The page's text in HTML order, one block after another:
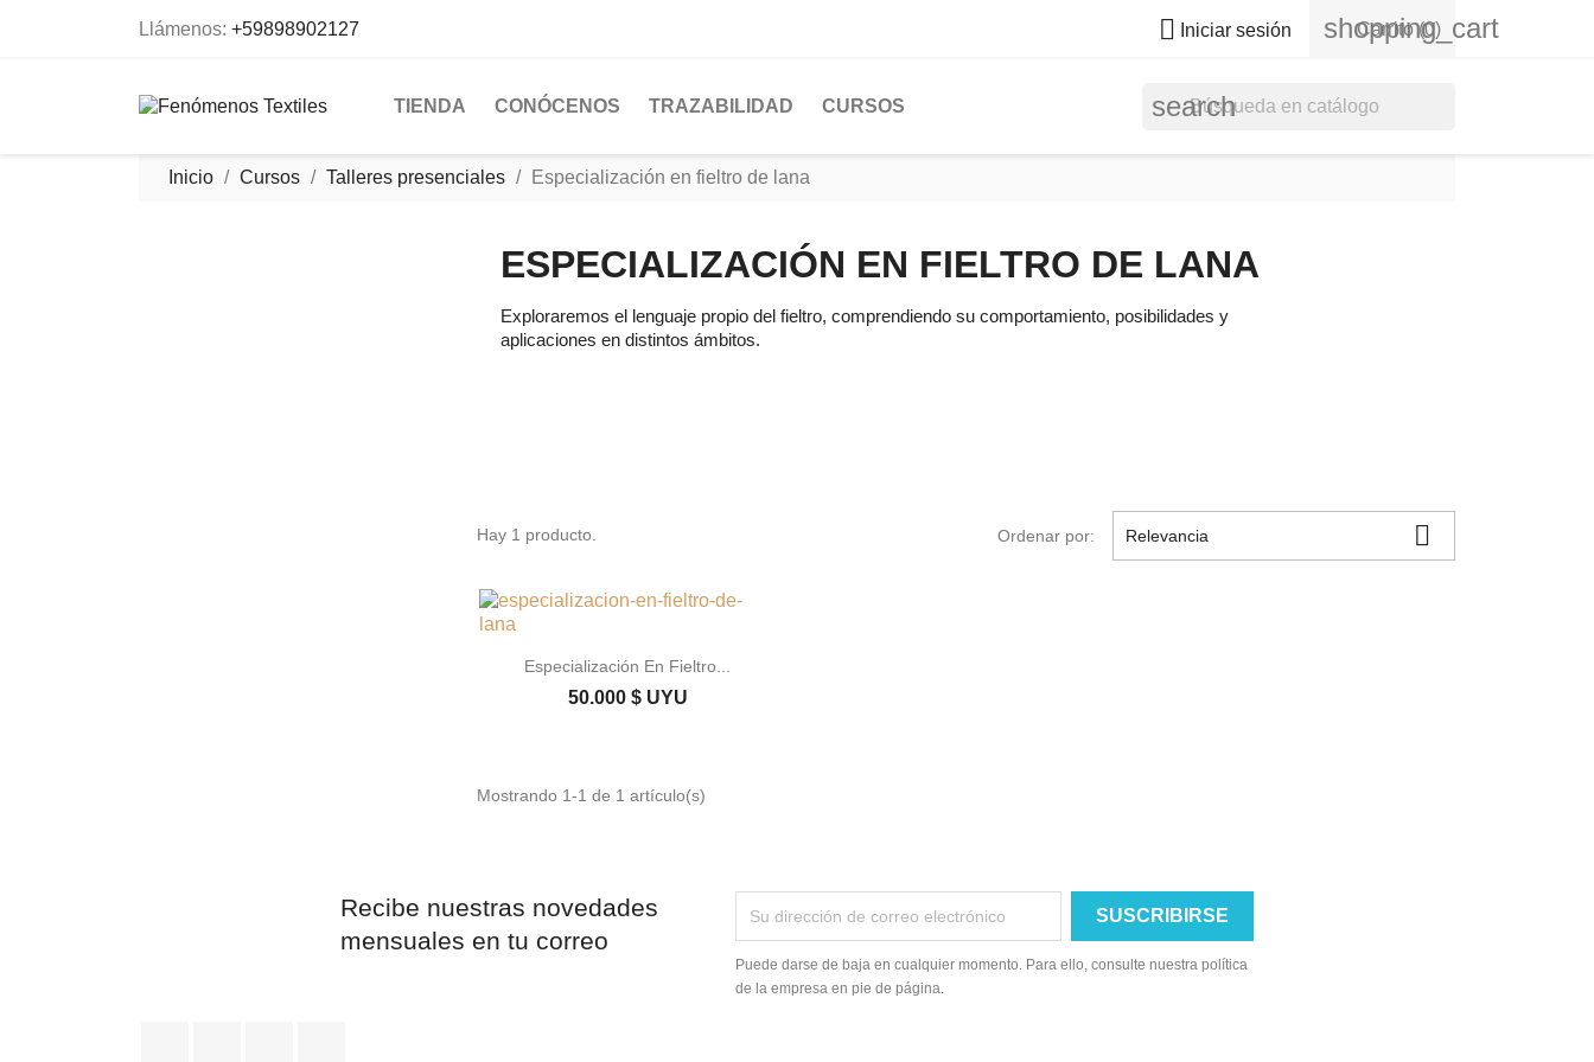
Llámenos: +59898902127  Iniciar sesión shopping_cart
Carrito (0)
TIENDA CONÓCENOS TRAZABILIDAD CURSOS search
Inicio Cursos Talleres presenciales Especialización en fieltro de lana
ESPECIALIZACIÓN EN FIELTRO DE LANA
Exploraremos el lenguaje propio del fieltro, comprendiendo su comportamiento, posibilidades y
aplicaciones en distintos ámbitos.
Hay 1 producto. Ordenar por: Relevancia 
 Vista rápida
Especialización En Fieltro...
50.000 $ UYU
Mostrando 1-1 de 1 artículo(s)
Recibe nuestras novedades
mensuales en tu correo
Puede darse de baja en cualquier momento. Para ello, consulte nuestra política
de la empresa en pie de página.